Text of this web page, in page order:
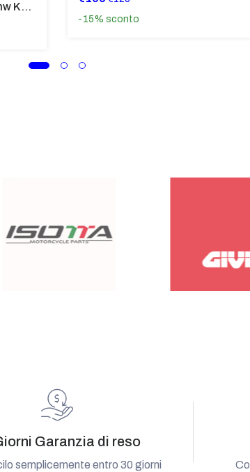
Cupolino Sportivo Per Bmw K 1200 R Sport 2005-07 TRASPARENTE - Sc967-T
-15% sconto
Garanzia di reso
semplicemente entro 30 giorni